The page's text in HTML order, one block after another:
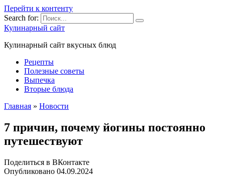
Перейти к контенту
Search for:
Кулинарный сайт
Кулинарный сайт вкусных блюд
Рецепты
Полезные советы
Выпечка
Вторые блюда
Главная » Новости
7 причин, почему йогины постоянно
путешествуют
Поделиться в ВКонтакте
Опубликовано 04.09.2024